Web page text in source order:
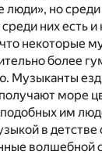
люди», но
них есть
некоторые
более
Музыканты
море
им
в
волшебной